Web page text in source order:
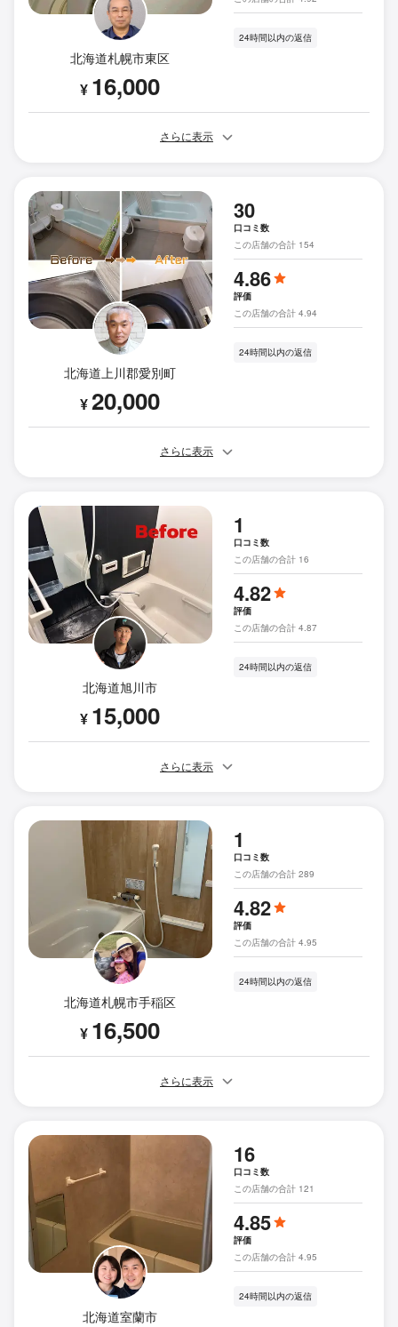
北海道札幌市東区
¥ 16,000
24時間以内の返信
さらに表示
北海道上川郡愛別町
¥20,000
30
口コミ数
この店舗の合計 154
4.86
評価
この店舗の合計 4.94
24時間以内の返信
さらに表示
北海道旭川市
¥ 15,000
1
口コミ数
この店舗の合計 16
4.82
評価
この店舗の合計 4.87
24時間以内の返信
さらに表示
北海道札幌市手稲区
¥ 16,500
1
口コミ数
この店舗の合計 289
4.82
評価
この店舗の合計 4.95
24時間以内の返信
さらに表示
北海道室蘭市
16
口コミ数
この店舗の合計 121
4.85
評価
この店舗の合計 4.95
24時間以内の返信